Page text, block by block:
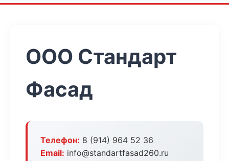
ООО Стандарт
Фасад
Телефон: 8 (914) 964 52 36
Email: info@standartfasad260.ru